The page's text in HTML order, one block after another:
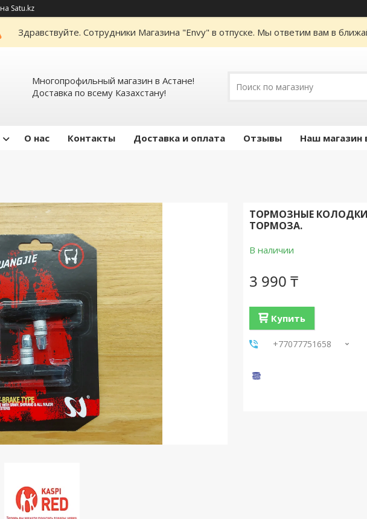
на Satu.kz
Здравствуйте. Сотрудники Магазина "Envy" в отпуске. Мы ответим вам в
Многопрофильный магазин в Астане!
Доставка по всему Казахстану!
О нас Контакты Доставка и оплата Отзывы Наш магазин
ТОРМОЗНЫЕ КОЛОДКИ
ТОРМОЗА.
В наличии
3 990 ₸
Купить
+77077751658